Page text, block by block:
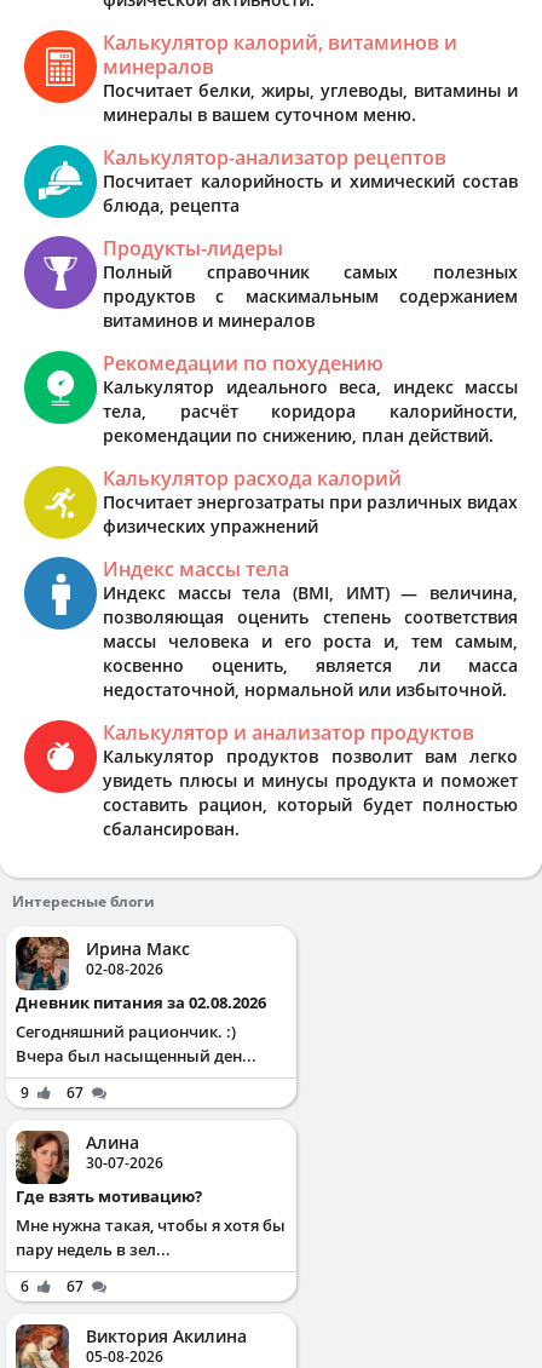
Калькулятор калорий, витаминов и
минералов
Посчитает белки, жиры, углеводы, витамины и
минералы в вашем суточном меню.
Калькулятор-анализатор рецептов
Посчитает калорийность и химический состав
блюда, рецепта
Продукты-лидеры
Полный справочник самых полезных
продуктов с маскимальным содержанием
витаминов и минералов
Рекомедации по похудению
Калькулятор идеального веса, индекс массы
тела, расчёт коридора калорийности,
рекомендации по снижению, план действий.
Калькулятор расхода калорий
Посчитает энергозатраты при различных видах
физических упражнений
Индекс массы тела
Индекс массы тела (BMI, ИМТ) — величина,
позволяющая оценить степень соответствия
массы человека и его роста и, тем самым,
косвенно оценить, является ли масса
недостаточной, нормальной или избыточной.
Калькулятор и анализатор продуктов
Калькулятор продуктов позволит вам легко
увидеть плюсы и минусы продукта и поможет
составить рацион, который будет полностью
сбалансирован.
Интересные блоги
Ирина Макс
02-08-2026
Дневник питания за 02.08.2026
Сегодняшний рациончик. :)
Вчера был насыщенный ден...
9 67
Алина
30-07-2026
Где взять мотивацию?
Мне нужна такая, чтобы я хотя бы
пару недель в зел...
6 67
Виктория Акилина
05-08-2026